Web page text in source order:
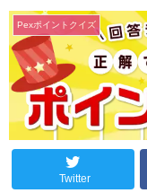
Pexポイントクイズ
Twitter